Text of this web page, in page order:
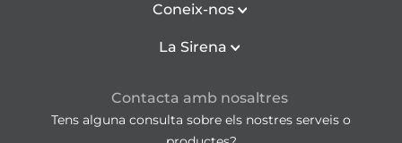
Coneix-nos
La Sirena
Contacta amb nosaltres
Tens alguna consulta sobre els nostres serveis o